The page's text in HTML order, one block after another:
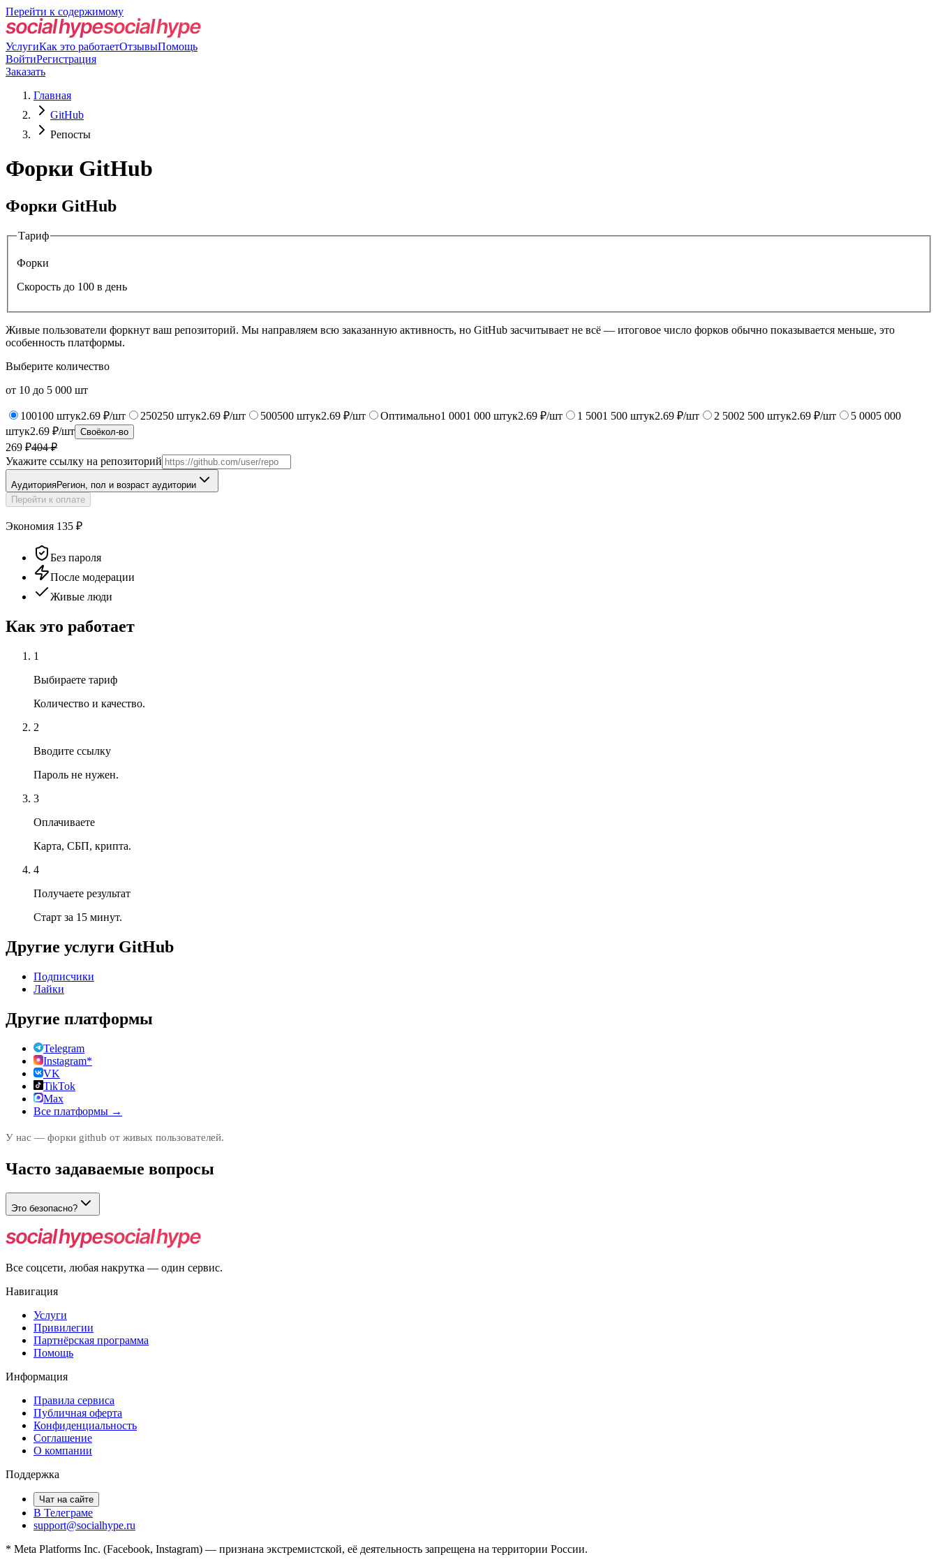
Перейти к содержимому
УслугиКак это работаетОтзывыПомощь
ВойтиРегистрация
Заказать
Главная
GitHub
Репосты
Форки GitHub
Форки GitHub
Тариф
Форки
Скорость до 100 в день
Живые пользователи форкнут ваш репозиторий. Мы направляем всю заказанную активность, но GitHub засчитывает не всё — итоговое число форков обычно показывается меньше, это
особенность платформы.
Выберите количество
от 10 до 5 000 шт
100100 штук2.69 ₽/шт 250250 штук2.69 ₽/шт 500500 штук2.69 ₽/шт Оптимально1 0001 000 штук2.69 ₽/шт 1 5001 500 штук2.69 ₽/шт 2 5002 500 штук2.69 ₽/шт 5 0005 000
штук2.69 ₽/шт Своёкол-во
269 ₽404₽
Укажите ссылку на репозиторий
АудиторияРегион, пол и возраст аудитории
Перейти к оплате
Экономия 135 ₽
Без пароля
После модерации
Живые люди
Как это работает
1
Выбираете тариф
Количество и качество.
2
Вводите ссылку
Пароль не нужен.
3
Оплачиваете
Карта, СБП, крипта.
4
Получаете результат
Старт за 15 минут.
Другие услуги GitHub
Подписчики
Лайки
Другие платформы
Telegram
Instagram*
VK
TikTok
Max
Все платформы →
У нас — форки github от живых пользователей.
Часто задаваемые вопросы
Это безопасно?
Да. Действия выполняются живыми пользователями.
Все соцсети, любая накрутка — один сервис.
Навигация
Услуги
Привилегии
Партнёрская программа
Помощь
Информация
Правила сервиса
Публичная оферта
Конфиденциальность
Соглашение
О компании
Поддержка
Чат на сайте
В Телеграме
support@socialhype.ru
* Meta Platforms Inc. (Facebook, Instagram) — признана экстремистской, её деятельность запрещена на территории России.